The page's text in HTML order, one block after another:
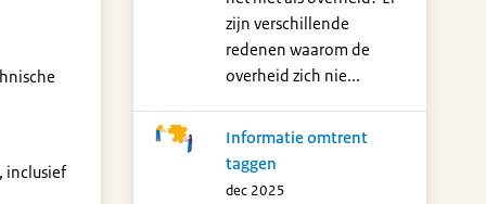
inclusief
zijn verschillende
redenen waarom de
overheid zich nie...
Informatie omtrent
taggen
dec 2025